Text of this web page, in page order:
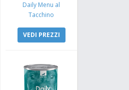
Daily Menu al
Tacchino
VEDI PREZZI